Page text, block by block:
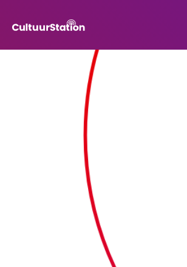
VO
Kenniscentrum
Over Cultuurstation